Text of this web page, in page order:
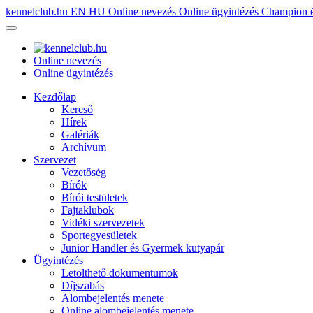
kennelclub.hu EN HU Online nevezés Online ügyintézés Champion
Online nevezés
Online ügyintézés
Kezdőlap
Kereső
Hírek
Galériák
Archívum
Szervezet
Vezetőség
Bírók
Bírói testületek
Fajtaklubok
Vidéki szervezetek
Sportegyesületek
Junior Handler és Gyermek kutyapár
Ügyintézés
Letölthető dokumentumok
Díjszabás
Alombejelentés menete
Online alombejelentés menete